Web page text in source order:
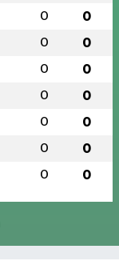
0 0
0 0
0 0
0 0
0 0
0 0
0 0